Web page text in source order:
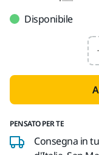
Disponibile
PENSATO PER TE
Consegna in